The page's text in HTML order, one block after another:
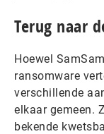
Terug naar
Hoewel
ransomware
verschillende
elkaar gemeen.
bekende